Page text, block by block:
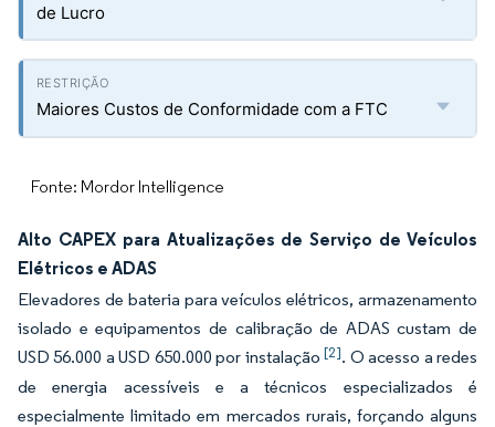
de Lucro
Maiores Custos de Conformidade com a FTC
Fonte: Mordor Intelligence
Alto CAPEX para Atualizações de Serviço de Veículos
Elétricos e ADAS
Elevadores de bateria para veículos elétricos, armazenamento
isolado e equipamentos de calibração de ADAS custam de
USD 56.000 a USD 650.000 por instalação[2]. O acesso a redes
de energia acessíveis e a técnicos especializados é
especialmente limitado em mercados rurais, forçando alguns